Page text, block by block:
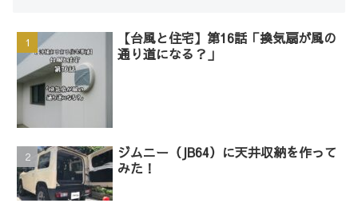
【台風と住宅】第16話「換気扇が風の
通り道になる？」
ジムニー（JB64）に天井収納を作って
みた！